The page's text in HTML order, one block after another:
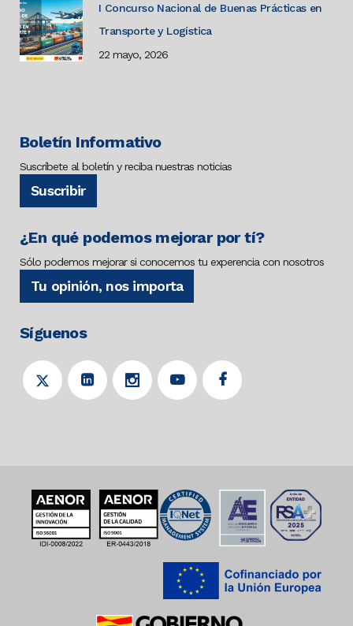
I Concurso Nacional de Buenas Prácticas en
Transporte y Logística
22 mayo, 2026
Boletín Informativo
Suscríbete al boletín y reciba nuestras noticias
Suscribir
¿En qué podemos mejorar por tí?
Sólo podemos mejorar si conocemos tu experencia con nosotros
Tu opinión, nos importa
Síguenos